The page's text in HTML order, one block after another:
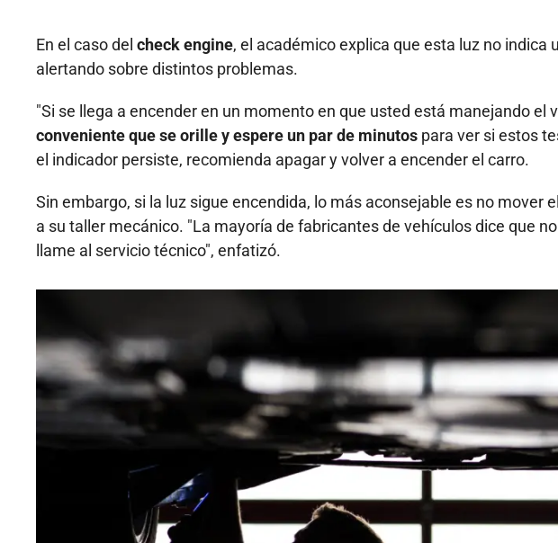
En el caso del check engine, el académico explica que esta luz no
alertando sobre distintos problemas.
"Si se llega a encender en un momento en que usted está manejando el
conveniente que se orille y espere un par de minutos para ver si estos
el indicador persiste, recomienda apagar y volver a encender el carro.
Sin embargo, si la luz sigue encendida, lo más aconsejable es no mover
a su taller mecánico. "La mayoría de fabricantes de vehículos dice que
llame al servicio técnico", enfatizó.